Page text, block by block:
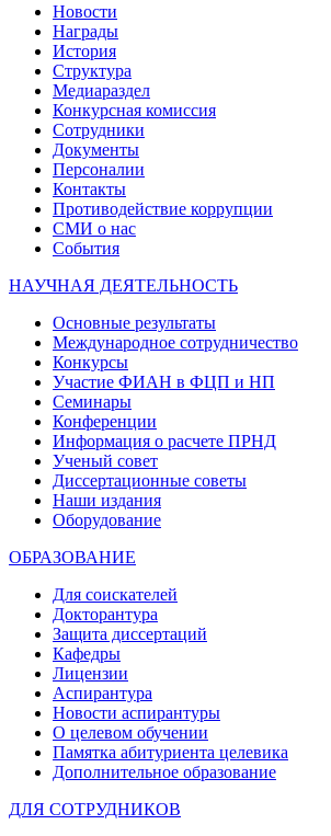
Новости
Награды
История
Структура
Медиараздел
Конкурсная комиссия
Сотрудники
Документы
Персоналии
Контакты
Противодействие коррупции
СМИ о нас
События
НАУЧНАЯ ДЕЯТЕЛЬНОСТЬ
Основные результаты
Международное сотрудничество
Конкурсы
Участие ФИАН в ФЦП и НП
Семинары
Конференции
Информация о расчете ПРНД
Ученый совет
Диссертационные советы
Наши издания
Оборудование
ОБРАЗОВАНИЕ
Для соискателей
Докторантура
Защита диссертаций
Кафедры
Лицензии
Аспирантура
Новости аспирантуры
О целевом обучении
Памятка абитуриента целевика
Дополнительное образование
ДЛЯ СОТРУДНИКОВ